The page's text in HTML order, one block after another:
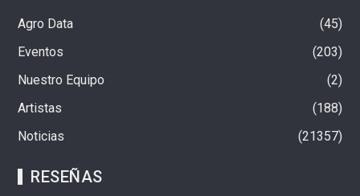
Agro Data
45
Eventos
203
Nuestro Equipo
2
Artistas
188
Noticias
21357
RESEÑAS